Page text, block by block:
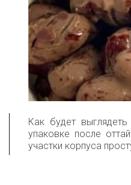
Как будет
упаковке после
участки корпуса